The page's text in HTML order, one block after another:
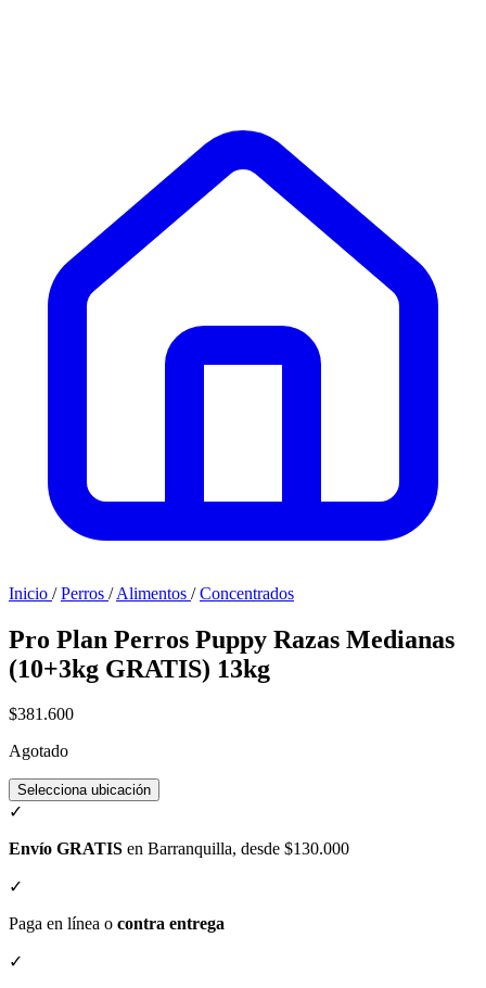
Inicio / Perros / Alimentos / Concentrados
Pro Plan Perros Puppy Razas Medianas
(10+3kg GRATIS) 13kg
$381.600
Agotado
Selecciona ubicación
✓
Envío GRATIS en Barranquilla, desde $130.000
✓
Paga en línea o contra entrega
✓